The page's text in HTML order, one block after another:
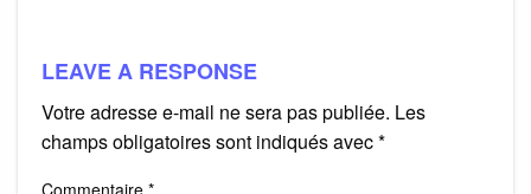
LEAVE A RESPONSE
Votre adresse e-mail ne sera pas publiée. Les
champs obligatoires sont indiqués avec*